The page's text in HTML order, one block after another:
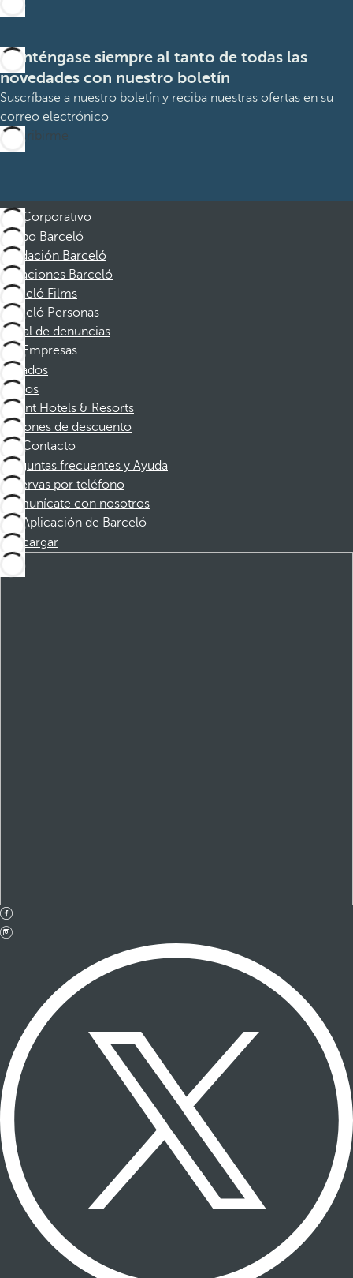
Manténgase siempre al tanto de todas las
novedades con nuestro boletín
Suscríbase a nuestro boletín y reciba nuestras ofertas en su
correo electrónico
Suscribirme
Corporativo
Grupo Barceló
Fundación Barceló
Vacaciones Barceló
Barceló Films
Barceló Personas
Canal de denuncias
Empresas
Afiliados
Socios
Dorint Hotels & Resorts
Cupones de descuento
Contacto
Preguntas frecuentes y Ayuda
Reservas por teléfono
Comunícate con nosotros
Aplicación de Barceló
Descargar